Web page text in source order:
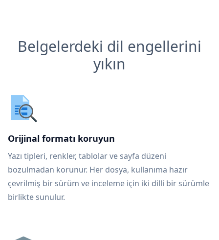
Belgelerdeki dil engellerini
yıkın
Orijinal formatı koruyun
Yazı tipleri, renkler, tablolar ve sayfa düzeni
bozulmadan korunur. Her dosya, kullanıma hazır
çevrilmiş bir sürüm ve inceleme için iki dilli bir sürümle
birlikte sunulur.